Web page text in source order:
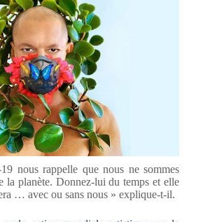
nous rappelle que nous ne sommes
la planète. Donnez-lui du temps et elle
… avec ou sans nous » explique-t-il.